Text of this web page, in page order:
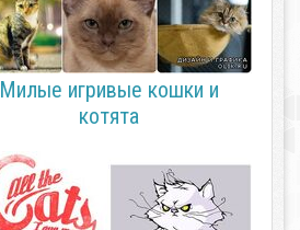
Милые игривые кошки и
котята